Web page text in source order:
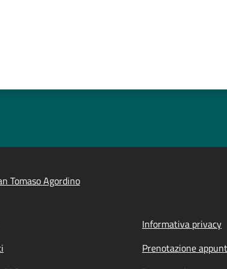
Tomaso Agordino
Informativa privacy
Prenotazione